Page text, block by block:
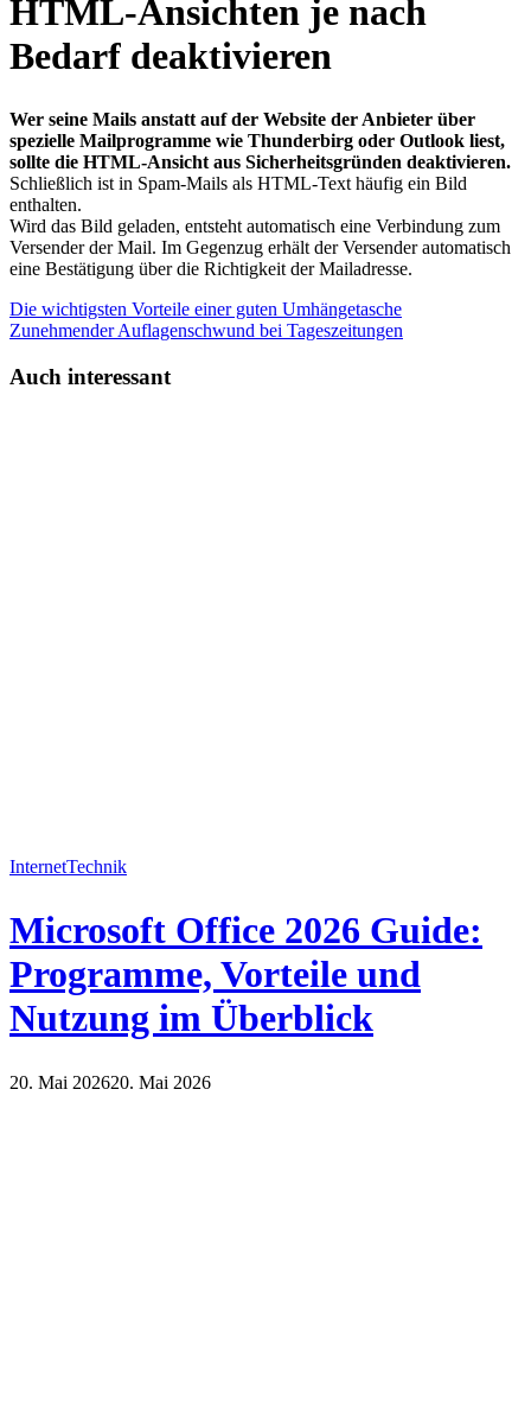
HTML-Ansichten je nach
Bedarf deaktivieren
Wer seine Mails anstatt auf der Website der Anbieter über
spezielle Mailprogramme wie Thunderbirg oder Outlook liest,
sollte die HTML-Ansicht aus Sicherheitsgründen deaktivieren.
Schließlich ist in Spam-Mails als HTML-Text häufig ein Bild
enthalten.
Wird das Bild geladen, entsteht automatisch eine Verbindung zum
Versender der Mail. Im Gegenzug erhält der Versender automatisch
eine Bestätigung über die Richtigkeit der Mailadresse.
Die wichtigsten Vorteile einer guten Umhängetasche
Zunehmender Auflagenschwund bei Tageszeitungen
Auch interessant
InternetTechnik
Microsoft Office 2026 Guide:
Programme, Vorteile und
Nutzung im Überblick
20. Mai 202620. Mai 2026